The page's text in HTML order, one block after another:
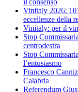
Vinitaly 2026:
eccellenze della
Vinitaly: per il
Stop
centrodestra
Stop
l’entusiasmo
Francesco
Calabria
Referendum